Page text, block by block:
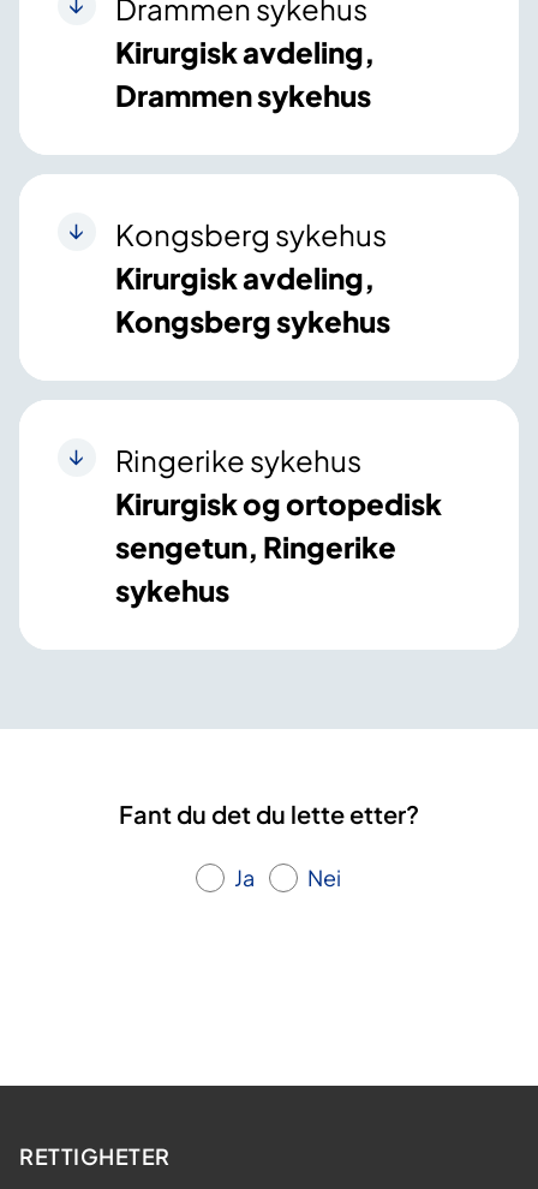
Drammen sykehus
Kirurgisk avdeling,
Drammen sykehus
Kongsberg sykehus
Kirurgisk avdeling,
Kongsberg sykehus
Ringerike sykehus
Kirurgisk og ortopedisk
sengetun, Ringerike
sykehus
Fant du det du lette etter?
Ja Nei
RETTIGHETER